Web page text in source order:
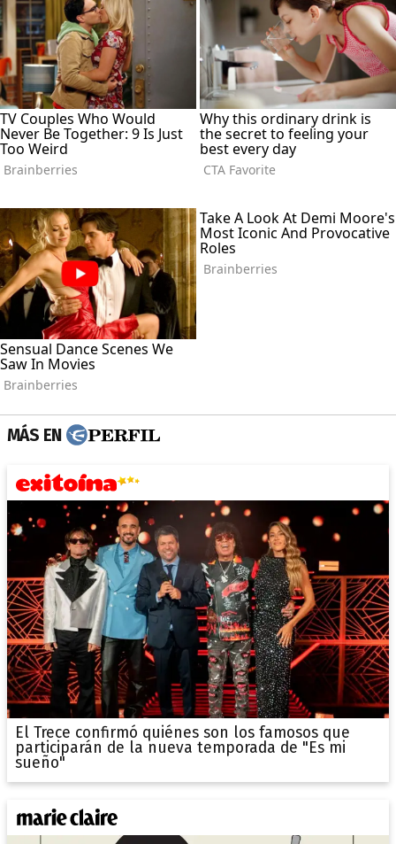
MÁS EN
El Trece confirmó quiénes son los famosos que
participarán de la nueva temporada de "Es mi
sueño"